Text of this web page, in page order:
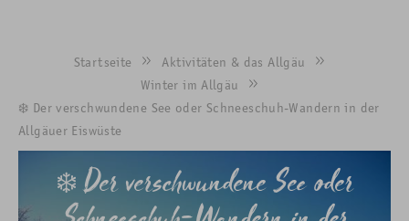
Startseite
Aktivitäten & das Allgäu
Winter im Allgäu
❄️ Der verschwundene See oder Schneeschuh-Wandern in der
Allgäuer Eiswüste
❄️ Der verschwundene See oder